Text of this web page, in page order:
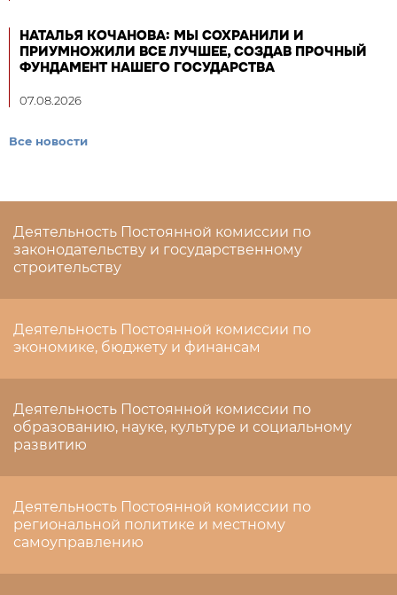
НАТАЛЬЯ КОЧАНОВА: МЫ СОХРАНИЛИ И
ПРИУМНОЖИЛИ ВСЕ ЛУЧШЕЕ, СОЗДАВ ПРОЧНЫЙ
ФУНДАМЕНТ НАШЕГО ГОСУДАРСТВА
07.08.2026
Все новости
Деятельность Постоянной комиссии по
законодательству и государственному
строительству
Деятельность Постоянной комиссии по
экономике, бюджету и финансам
Деятельность Постоянной комиссии по
образованию, науке, культуре и социальному
развитию
Деятельность Постоянной комиссии по
региональной политике и местному
самоуправлению